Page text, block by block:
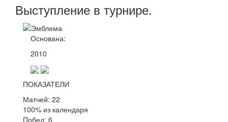
Выступление в турнире.
Основана:
2010
ПОКАЗАТЕЛИ
Матчей: 22
100% из календаря
Побед: 6